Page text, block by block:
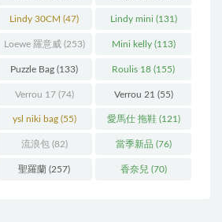
Lindy 30CM (47) Lindy mini (131)
Loewe 羅意威(253) Mini kelly(113)
Puzzle Bag (133) Roulis 18 (155)
Verrou 17(74) Verrou 21 (55)
ysl niki bag(55) 愛馬仕 拖鞋(121)
流浪包(82) 當季新品 (76)
聖羅蘭 (257) 香奈兒 (70)